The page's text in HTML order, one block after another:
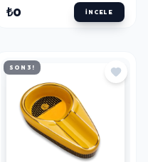
KROM
₺0 İNCELE
SON 3!